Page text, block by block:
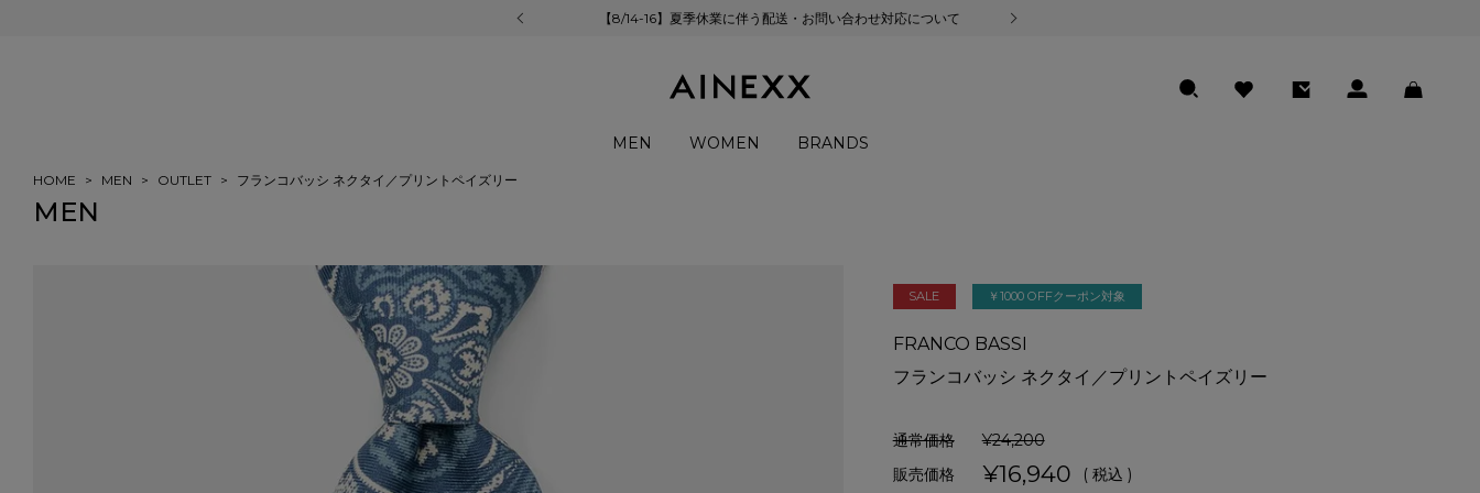
【8/14-16】夏季休業に伴う配送・お問い合わせ対応について
MEN WOMEN BRANDS
HOME MEN OUTLET フランコバッシ ネクタイ／プリントペイズリー
MEN
SALE ￥1000 OFFクーポン対象
FRANCO BASSI
フランコバッシ ネクタイ／プリントペイズリー
通常価格 ¥24,200
¥16,940 税込